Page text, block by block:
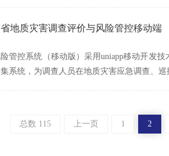
地质灾害调查评价与风险管控移动端
管控系统（移动版）采用uniapp移动开发
系统，为调查人员在地质灾害应急调查、
总数 115 上一页 1 2